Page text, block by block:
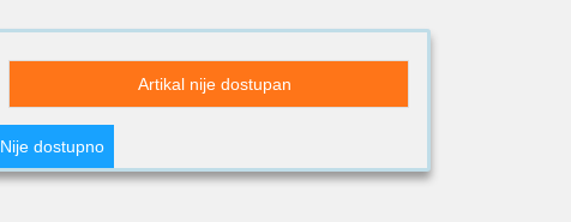
Artikal nije dostupan
Nije dostupno